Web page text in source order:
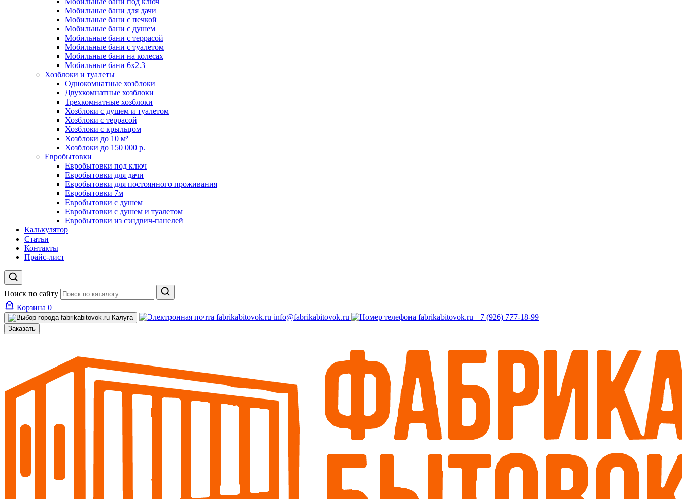
Мобильные бани для дачи
Мобильные бани с печкой
Мобильные бани с душем
Мобильные бани с террасой
Мобильные бани с туалетом
Мобильные бани на колесах
Мобильные бани 6х2.3
Хозблоки и туалеты
Однокомнатные хозблоки
Двухкомнатные хозблоки
Трехкомнатные хозблоки
Хозблоки с душем и туалетом
Хозблоки с террасой
Хозблоки с крыльцом
Хозблоки до 10 м²
Хозблоки до 150 000 р.
Евробытовки
Евробытовки под ключ
Евробытовки для дачи
Евробытовки для постоянного проживания
Евробытовки 7м
Евробытовки с душем
Евробытовки с душем и туалетом
Евробытовки из сэндвич-панелей
Калькулятор
Статьи
Контакты
Прайс-лист
Поиск по сайту
Корзина 0
Калуга info@fabrikabitovok.ru +7 (926) 777-18-99
Заказать